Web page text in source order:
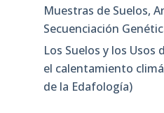
Muestras de Suelos,
Secuenciación
Los Suelos y los Usos
el calentamiento
de la Edafología)